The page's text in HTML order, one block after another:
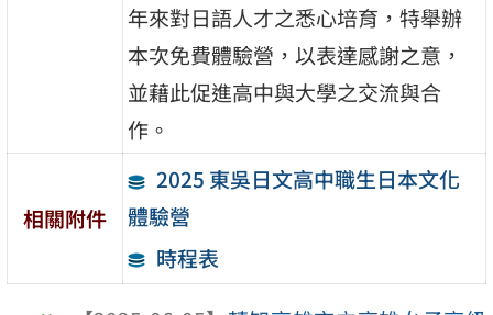
年來對日語人才之悉心培育，特舉辦
本次免費體驗營，以表達感謝之意，
並藉此促進高中與大學之交流與合
作。
相關附件
2025 東吳日文高中職生日本文化
體驗營
時程表